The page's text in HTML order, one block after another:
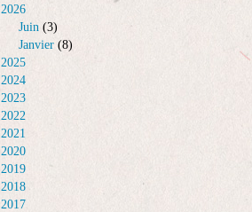
2026
Juin (3)
Janvier (8)
2025
2024
2023
2022
2021
2020
2019
2018
2017